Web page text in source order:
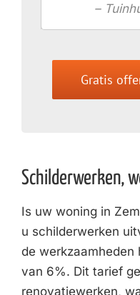
–
Gratis
Schilderwerken,
Is uw woning in
u schilderwerken
de
van 6%. Dit tarief
renovatiewerken,